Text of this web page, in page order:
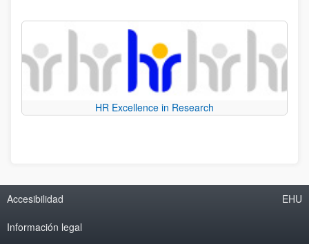
HR Excellence in Research
Accesibilidad
Información legal
EHU